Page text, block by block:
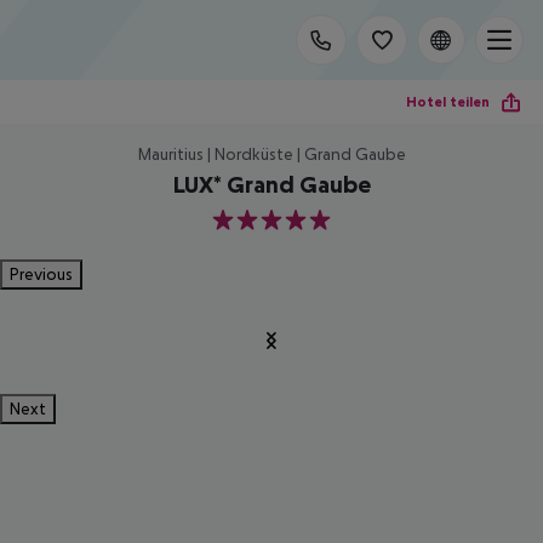
Hotel teilen
Mauritius | Nordküste | Grand Gaube
LUX* Grand Gaube
5
Previous
Next